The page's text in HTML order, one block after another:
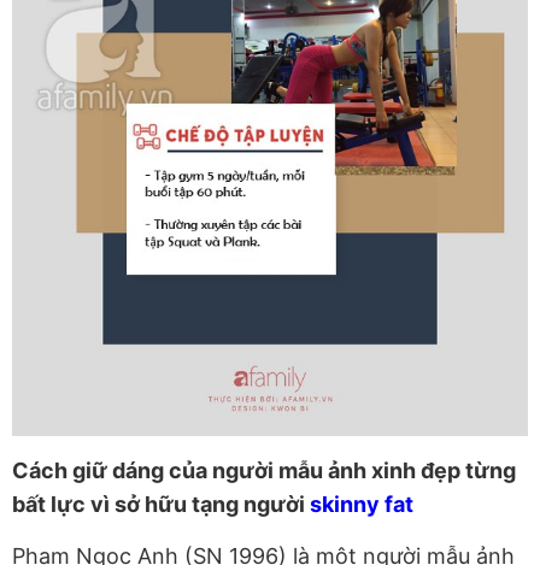
Cách giữ dáng của người mẫu ảnh xinh đẹp từng
bất lực vì sở hữu tạng người skinny fat
Phạm Ngọc Anh (SN 1996) là một người mẫu ảnh